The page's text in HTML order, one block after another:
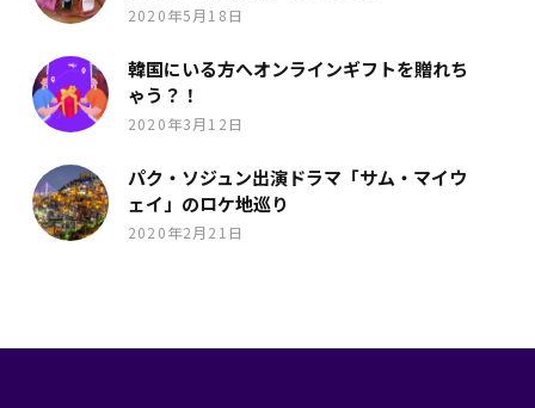
2020年5月18日
韓国にいる方へオンラインギフトを贈れち
ゃう？！
2020年3月12日
パク・ソジュン出演ドラマ「サム・マイウ
ェイ」のロケ地巡り
2020年2月21日